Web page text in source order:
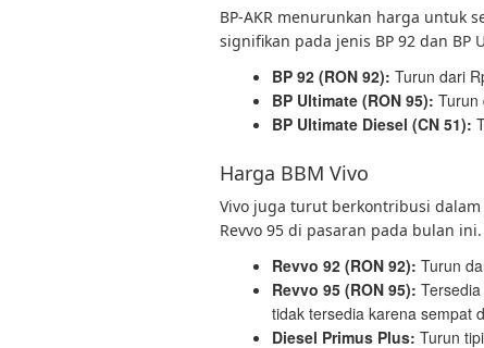
BP-AKR menurunkan harga untuk
signifikan pada jenis BP 92 dan BP
BP 92 (RON 92): Turun dari
BP Ultimate (RON 95): Turun
BP Ultimate Diesel (CN 51):
Harga BBM Vivo
Vivo juga turut berkontribusi
Revvo 95 di pasaran pada bulan ini.
Revvo 92 (RON 92): Turun
Revvo 95 (RON 95):
tidak tersedia karena sempat
Diesel Primus Plus: Turun